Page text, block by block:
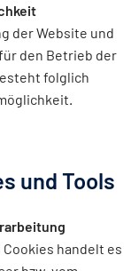
der Website und
den Betrieb der
folglich
und Tools
handelt es